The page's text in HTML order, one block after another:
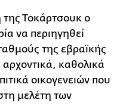
Τοκάρτσουκ ο
να περιηγηθεί
της εβραϊκής
αρχοντικά, καθολικά
οικογενειών που
μελέτη των